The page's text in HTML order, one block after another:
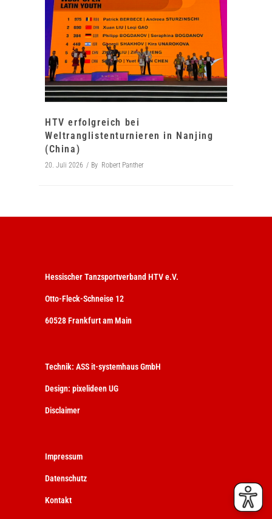
HTV erfolgreich bei
Weltranglistenturnieren in Nanjing
(China)
20. Juli 2026 By Robert Panther
Hessischer Tanzsportverband HTV e.V.
Otto-Fleck-Schneise 12
60528 Frankfurt am Main
Technik: ASS it-systemhaus GmbH
Design: pixelideen UG
Disclaimer
Impressum
Datenschutz
Kontakt